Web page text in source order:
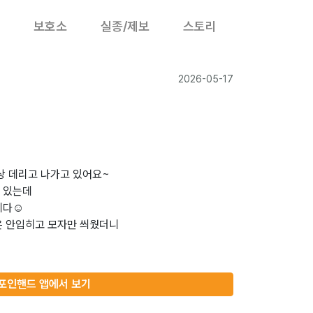
보호소 실종/제보 스토리
2026-05-17
데리고 나가고 있어요~
는데
다☺️
입히고 모자만 씌웠더니
인핸드 앱에서 보기